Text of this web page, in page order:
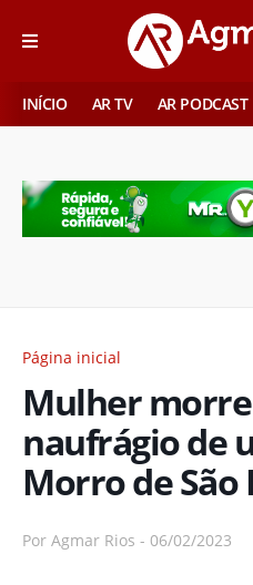
INÍCIO AR TV AR PODCAST
Página inicial
Mulher
naufrágio de
Morro de São
Por Agmar Rios - 06/02/2023